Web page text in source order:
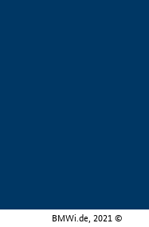
BMWi.de, 2021 ©